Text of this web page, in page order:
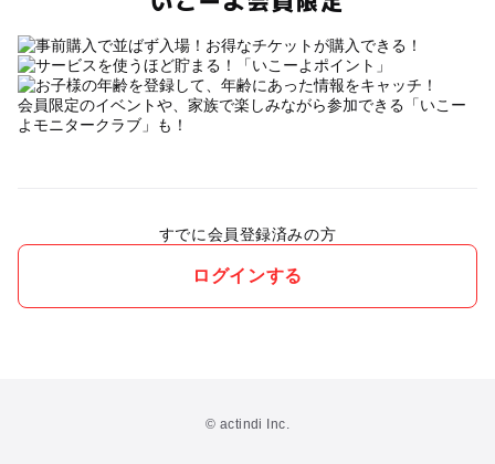
会員限定のイベントや、家族で楽しみながら参加できる「いこー
よモニタークラブ」も！
すでに会員登録済みの方
ログインする
© actindi Inc.